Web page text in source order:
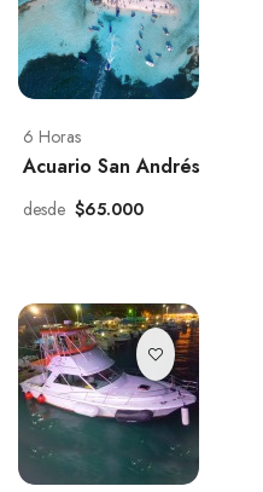
6 Horas
Acuario San Andrés
desde $65.000